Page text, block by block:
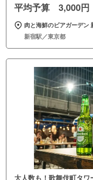
平均予算 3,000円
肉と海鮮のビアガーデン
新宿駅／東京都
大人数も！歌舞伎町タ